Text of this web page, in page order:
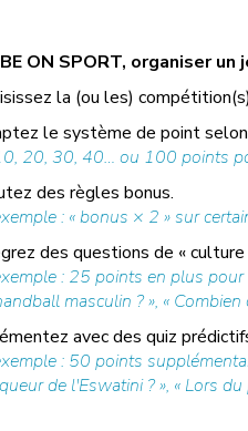
ON SPORT, organiser
la (ou les)
le système de point
20, 30, 40… ou 100 points
des règles bonus.
: « bonus × 2 » sur
des questions de « culture
: 25 points en plus pour
masculin ? », «
avec des quiz
: 50 points
de l'Eswatini ? », « Lors